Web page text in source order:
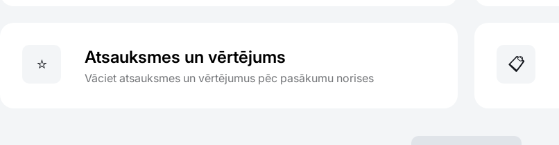
⭐ Atsauksmes un vērtējums
Vāciet atsauksmes un vērtējumus pēc pasākumu norises
📋